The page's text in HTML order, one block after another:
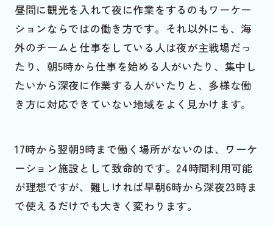
昼間に観光を入れて夜に作業をするのもワーケー
ションならではの働き方です。それ以外にも、海
外のチームと仕事をしている人は夜が主戦場だっ
たり、朝5時から仕事を始める人がいたり、集中し
たいから深夜に作業する人がいたりと、多様な働
き方に対応できていない地域をよく見かけます。
17時から翌朝9時まで働く場所がないのは、ワーケ
ーション施設として致命的です。24時間利用可能
が理想ですが、難しければ早朝6時から深夜23時ま
で使えるだけでも大きく変わります。